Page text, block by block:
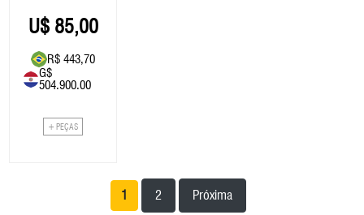
85,00
R$ 443,70
G$
504.900.00
+ PEÇAS
1 2 Próxima